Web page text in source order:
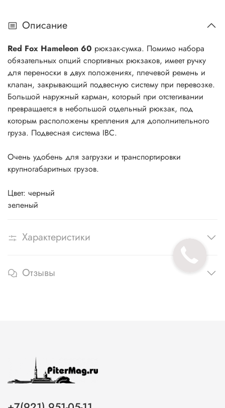
Описание
Red Fox Hameleon 60 рюкзак-сумка. Помимо набора
обязательных опций спортивных рюкзаков, имеет ручку
для переноски в двух положениях, плечевой ремень и
клапан, закрывающий подвесную систему при перевозке.
Большой наружный карман, который при отстегивании
превращается в небольшой отдельный рюкзак, под
которым расположены крепления для дополнительного
груза. Подвесная система IBC.
Очень удобень для загрузки и транспортировки
крупногабаритных грузов.
Цвет: черный
зеленый
Характеристики
Отзывы